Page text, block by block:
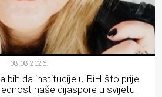
08.08.2026.
bih da institucije u BiH što prije
naše dijaspore u svijetu